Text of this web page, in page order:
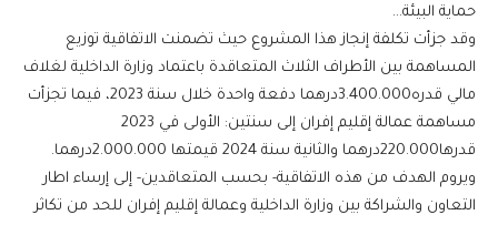
حماية البيئة…
وقد جزأت تكلفة إنجاز هذا المشروع حيث تضمنت الاتفاقية توزيع
المساهمة بين الأطراف الثلاث المتعاقدة باعتماد وزارة الداخلية لغلاف
مالي قدره3.400.000درهما دفعة واحدة خلال سنة 2023، فيما تجزأت
مساهمة عمالة إقليم إفران إلى سنتين: الأولى في 2023
قدرها220.000درهما والثانية سنة 2024 قيمتها 2.000.000درهما.
ويروم الهدف من هذه الاتفاقية- بحسب المتعاقدين- إلى إرساء اطار
التعاون والشراكة بين وزارة الداخلية وعمالة إقليم إفران للحد من تكاثر